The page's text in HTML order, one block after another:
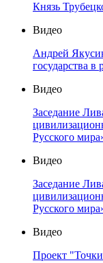
Князь
Видео
Андрей
государства
Видео
Заседание
Русского
Видео
Заседание
Русского
Видео
Проект "Точки